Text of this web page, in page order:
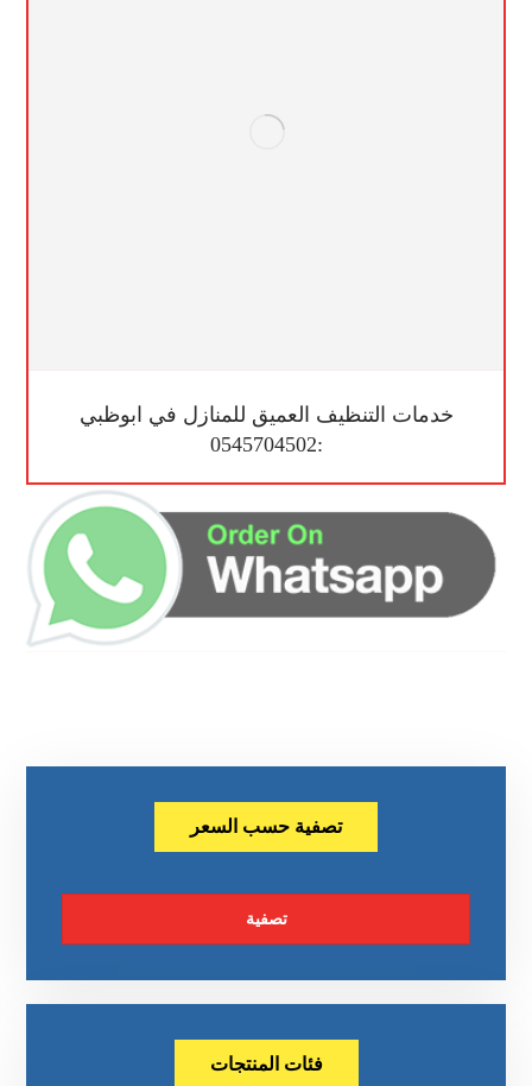
خدمات التنظيف العميق للمنازل في ابوظبي
:0545704502
تصفية حسب السعر
تصفية
فئات المنتجات